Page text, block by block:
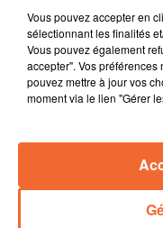
de pertes.
- La Ville de Cerizay
maison de santé,
ce dossier.
- Le Grand prix
Vous pouvez accepter en
sélectionnant les finalités
Vous pouvez également
accepter". Vos
pouvez mettre à jour vos
moment via le lien "Gérer